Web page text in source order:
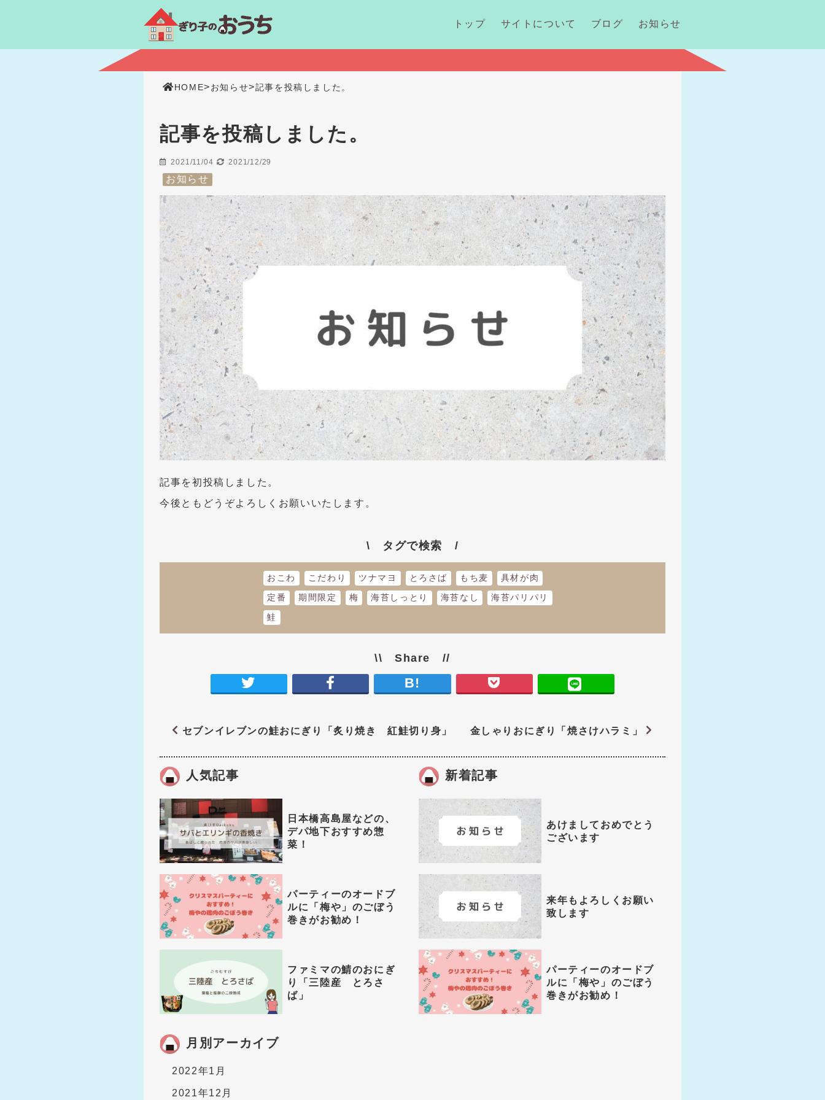
トップ サイトについて ブログ お知らせ
HOME>お知らせ>記事を投稿しました。
記事を投稿しました。
2021/11/04 2021/12/29
お知らせ
記事を初投稿しました。
今後ともどうぞよろしくお願いいたします。
\ タグで検索 /
おこわ こだわり ツナマヨ とろさば もち麦
具材が肉
定番
期間限定 梅 海苔しっとり 海苔なし
海苔パリパリ
鮭
\\ Share //
B!
セブンイレブンの鮭おにぎり「炙り焼き 紅鮭切り身」 金しゃりおにぎり「焼さけハラミ」
人気記事
日本橋高島屋などの、
デパ地下おすすめ惣
菜！
パーティーのオードブ
ルに「梅や」のごぼう
巻きがお勧め！
ファミマの鯖のおにぎ
り「三陸産 とろさ
ば」
新着記事
あけましておめでとう
ございます
来年もよろしくお願い
致します
パーティーのオードブ
ルに「梅や」のごぼう
巻きがお勧め！
月別アーカイブ
2022年1月
2021年12月